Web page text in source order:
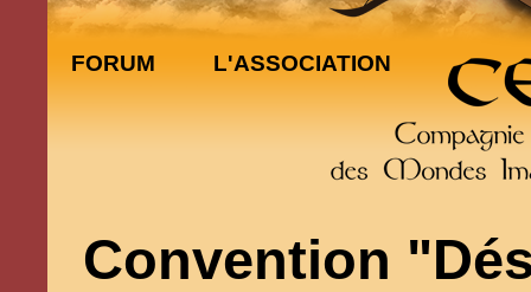
FORUM L'ASSOCIATION
Convention